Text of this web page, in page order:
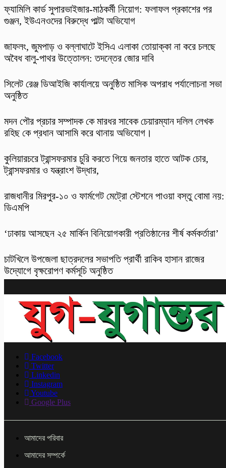
ফ্যামিলি কার্ড সুপারভাইজার-মাঠকর্মী নিয়োগ: ফলাফল প্রকাশের পর
গুঞ্জন, ইউএনওদের বিরুদ্ধে পাল্টা অভিযোগ
​জাফলং, জুমপাড় ও বল্লাঘাটে ইসিএ এলাকা তোয়াক্কা না করে চলছে
অবৈধ বালু-পাথর উত্তোলন: তদন্তের জোর দাবি
‎সিলেট রেঞ্জ ডিআইজি কার্যালয়ে অনুষ্ঠিত মাসিক অপরাধ পর্যালোচনা সভা
অনুষ্ঠিত
মদন পৌর প্রচার সম্পাদক কে মারধর সাবেক চেয়ারম্যান দলিল লেখক
রহিছ কে প্রধান আসামি করে থানায় অভিযোগ।
কুলিয়ারচরে ট্রান্সফরমার চুরি করতে গিয়ে জনতার হাতে আটক চোর,
ট্রান্সফরমার ও যন্ত্রাংশ উদ্ধার,
রাজধানীর মিরপুর-১০ ও ফার্মগেট মেট্রো স্টেশনে পাওয়া বস্তু বোমা নয়:
ডিএমপি
‘ঢাকায় আসছেন ২৫ মার্কিন বিনিয়োগকারী প্রতিষ্ঠানের শীর্ষ কর্মকর্তারা’
চাটখিলে উপজেলা ছাত্রদলের সভাপতি প্রার্থী রাকিব হাসান রাজের
উদ্যোগে বৃক্ষরোপণ কর্মসূচি অনুষ্ঠিত
Facebook
Twitter
Linkedin
Instagram
Youtube
Google Plus
আমাদের পরিবার
আমাদের সম্পর্কে